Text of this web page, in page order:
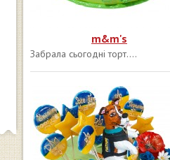
m&m's
Забрала сьогодні торт....